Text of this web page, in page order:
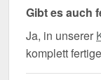
Gibt es auch
Ja, in unserer
komplett